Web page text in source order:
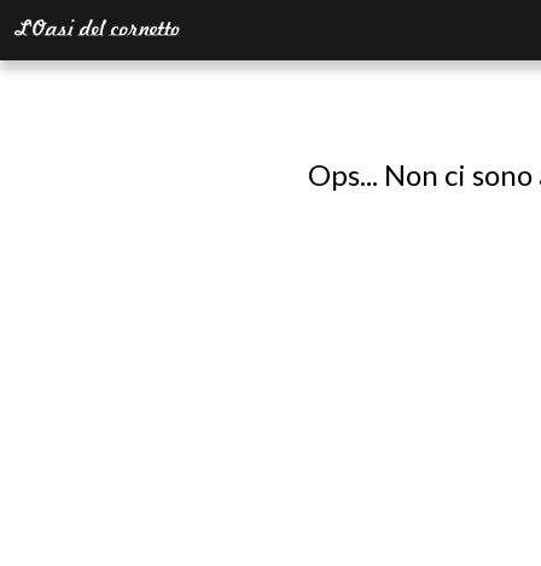
Ops... Non ci